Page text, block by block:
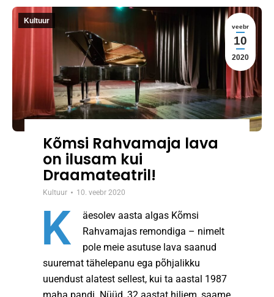
veebr
10
2020
Kultuur
Kõmsi Rahvamaja lava
on ilusam kui
Draamateatril!
Kultuur 10. veebr 2020
K
äesolev aasta algas Kõmsi
Rahvamajas remondiga – nimelt
pole meie asutuse lava saanud
suuremat tähelepanu ega põhjalikku
uuendust alatest sellest, kui ta aastal 1987